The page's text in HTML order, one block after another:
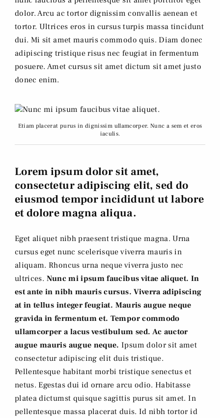
dolor. Arcu ac tortor dignissim convallis aenean et
tortor. Ultrices eros in cursus turpis massa tincidunt
dui. Mi sit amet mauris commodo quis. Diam donec
adipiscing tristique risus nec feugiat in fermentum
posuere. Amet cursus sit amet dictum sit amet justo
donec enim.
Etiam placerat purus in dignissim ullamcorper. Nunc a sem et eros
iaculis.
Lorem ipsum dolor sit amet,
consectetur adipiscing elit, sed do
eiusmod tempor incididunt ut labore
et dolore magna aliqua.
Eget aliquet nibh praesent tristique magna. Urna
cursus eget nunc scelerisque viverra mauris in
aliquam. Rhoncus urna neque viverra justo nec
ultrices. Nunc mi ipsum faucibus vitae aliquet. In
est ante in nibh mauris cursus. Viverra adipiscing
at in tellus integer feugiat. Mauris augue neque
gravida in fermentum et. Tempor commodo
ullamcorper a lacus vestibulum sed. Ac auctor
augue mauris augue neque. Ipsum dolor sit amet
consectetur adipiscing elit duis tristique.
Pellentesque habitant morbi tristique senectus et
netus. Egestas dui id ornare arcu odio. Habitasse
platea dictumst quisque sagittis purus sit amet. In
pellentesque massa placerat duis. Id nibh tortor id